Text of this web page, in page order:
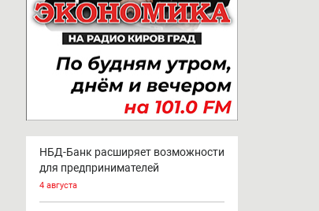
НБД-Банк расширяет возможности
для предпринимателей
4 августа